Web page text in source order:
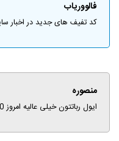
فالووریاب
کد تفیف های جدید در اخبار
منصوره
ایول رباتتون خیلی عالیه امروز 60 تا گرفتم فالوور